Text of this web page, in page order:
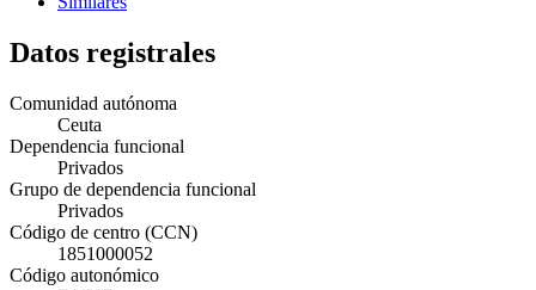
Datos registrales
Comunidad autónoma
Ceuta
Dependencia funcional
Privados
Grupo de dependencia funcional
Privados
Código de centro (CCN)
1851000052
Código autonómico